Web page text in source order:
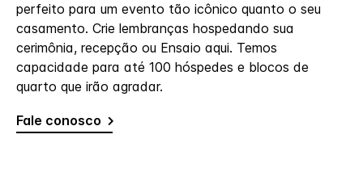
perfeito para um evento tão icônico quanto o seu
casamento. Crie lembranças hospedando sua
cerimônia, recepção ou Ensaio aqui. Temos
capacidade para até 100 hóspedes e blocos de
quarto que irão agradar.
Fale conosco